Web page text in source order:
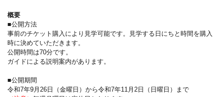
概要
■公開方法
事前のチケット購入により見学可能です。見学する日にちと時間を購入
時に決めていただきます。
公開時間は70分です。
ガイドによる説明案内があります。
■公開期間
令和7年9月26日（金曜日）から令和7年11月2日（日曜日）まで